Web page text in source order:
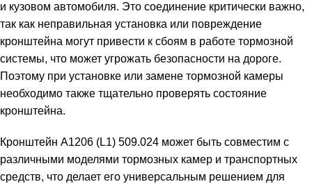
и кузовом автомобиля. Это соединение критически важно,
так как неправильная установка или повреждение
кронштейна могут привести к сбоям в работе тормозной
системы, что может угрожать безопасности на дороге.
Поэтому при установке или замене тормозной камеры
необходимо также тщательно проверять состояние
кронштейна.
Кронштейн A1206 (L1) 509.024 может быть совместим с
различными моделями тормозных камер и транспортных
средств, что делает его универсальным решением для